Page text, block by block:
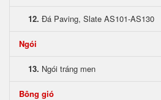
12. Đá Paving, Slate AS101-AS130
Ngói
13. Ngói tráng men
Bông gió